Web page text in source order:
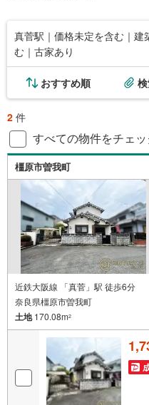
真菅駅｜価格未定を含む｜建
む｜古家あり
おすすめ順
2 件
すべての物件をチェ
橿原市曽我町
近鉄大阪線 「真菅」駅 徒歩6分
奈良県橿原市曽我町
土地170.08m2